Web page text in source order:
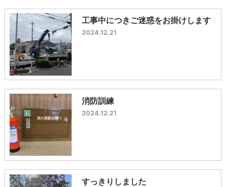
工事中につきご迷惑をお掛けします
2024.12.21
消防訓練
2024.12.21
すっきりしました